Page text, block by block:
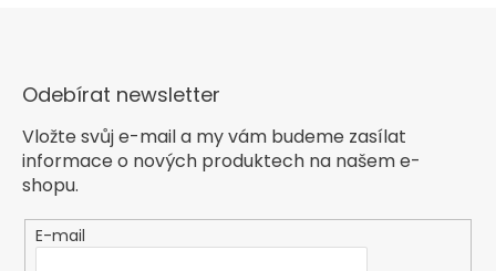
Odebírat newsletter
Vložte svůj e-mail a my vám budeme zasílat
informace o nových produktech na našem e-
shopu.
E-mail